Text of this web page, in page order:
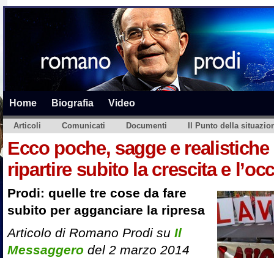
Home Biografia Video
Articoli Comunicati Documenti Il Punto della
Ecco poche, sagge e
ripartire subito la crescita e
Prodi: quelle tre cose da fare
subito per agganciare la ripresa
Articolo di Romano Prodi su Il
Messaggero del 2 marzo 2014